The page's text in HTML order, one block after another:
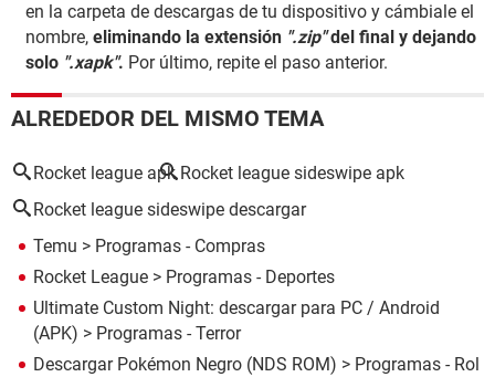
en la carpeta de descargas de tu dispositivo y cámbiale el
nombre, eliminando la extensión ".zip"del final y dejando
solo ".xapk". Por último, repite el paso anterior.
ALREDEDOR DEL MISMO TEMA
Rocket league apk Rocket league sideswipe apk
Rocket league sideswipe descargar
Temu > Programas - Compras
Rocket League > Programas - Deportes
Ultimate Custom Night: descargar para PC / Android
(APK) > Programas - Terror
Descargar Pokémon Negro (NDS ROM) > Programas - Rol